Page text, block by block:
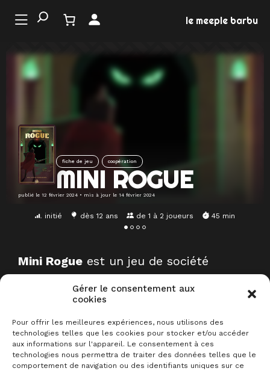
Gérer le consentement aux
cookies
Pour offrir les meilleures expériences, nous utilisons des
technologies telles que les cookies pour stocker et/ou accéder
aux informations sur l'appareil. Le consentement à ces
technologies nous permettra de traiter des données telles que le
comportement de navigation ou des identifiants uniques sur ce
LE
le meeple barbu
fiche de jeu coopération
MINI ROGUE
publié le 12 février 2024 • mis à jour le 14 février 2024
initié dès 12 ans de 1 à 2 joueurs 45 min
Mini Rogue est un jeu de société
minimaliste de type donjon dans lequel
un ou deux joueurs plongent dans un
mystérieux appelé Og’s Blood.
Les joueurs doivent choisir comment